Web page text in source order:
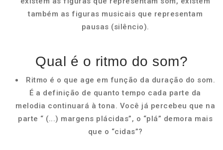
também as figuras musicais que representam
pausas (silêncio).
Qual é o ritmo do som?
Ritmo é o que age em função da duração do som.
É a definição de quanto tempo cada parte da
melodia continuará à tona. Você já percebeu que na
parte “ (...) margens plácidas”, o “plá” demora mais
que o “cidas”?